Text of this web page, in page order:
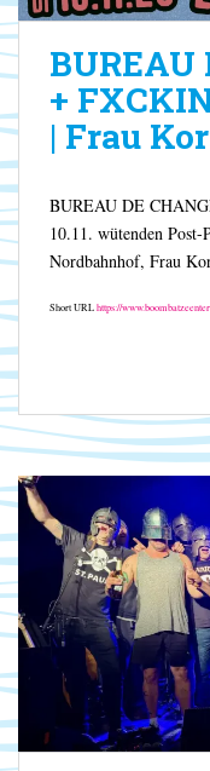
BUREAU
+
| Frau
BUREAU DE
10.11. wütenden
Nordbahnhof, Frau
Short URLhttps://